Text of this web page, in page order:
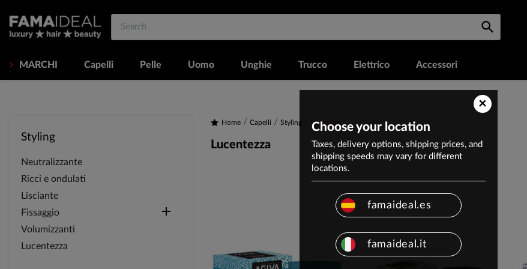
MARCHI Capelli Pelle Uomo Unghie Trucco Elettrico Accessori
Styling
Neutralizzante
Ricci e ondulati
Lisciante
Fissaggio

Volumizzanti
Lucentezza
Home Capelli Styling Lucentezza
Lucentezza
×
Choose your location
Taxes, delivery options, shipping prices, and
shipping speeds may vary for different
locations.
famaideal.es
famaideal.it